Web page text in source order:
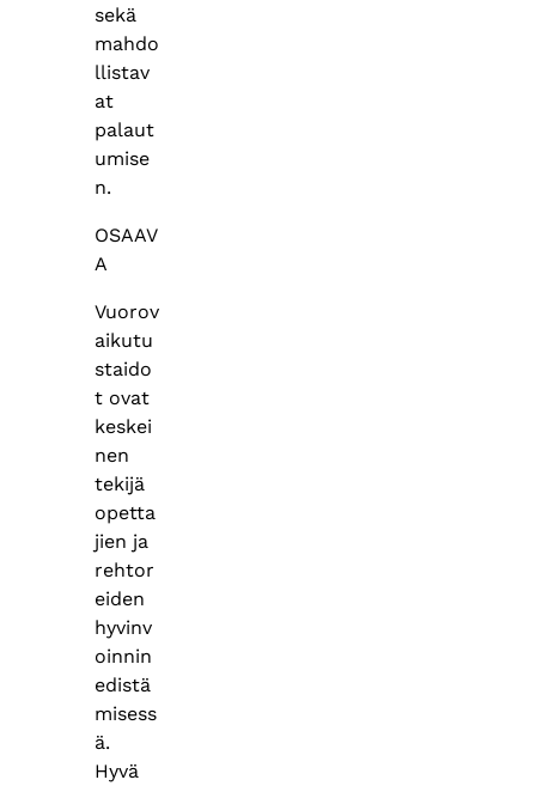
sekä
mahdo
llistav
at
palaut
umise
n.
OSAAV
A
Vuorov
aikutu
staido
t ovat
keskei
nen
tekijä
opetta
jien ja
rehtor
eiden
hyvinv
oinnin
edistä
misess
ä.
Hyvä